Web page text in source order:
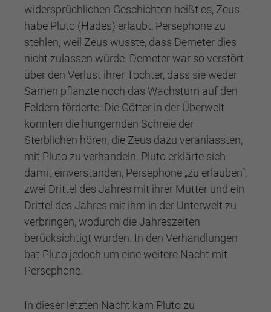
widersprüchlichen Geschichten heißt es, Zeus
habe Pluto (Hades) erlaubt, Persephone zu
stehlen, weil Zeus wusste, dass Demeter dies
nicht zulassen würde. Demeter war so verstört
über den Verlust ihrer Tochter, dass sie weder
Samen pflanzte noch das Wachstum auf den
Feldern förderte. Die Götter in der Überwelt
konnten die hungernden Schreie der
Sterblichen hören, die Zeus dazu veranlassten,
mit Pluto zu verhandeln. Pluto erklärte sich
damit einverstanden, Persephone „zu erlauben“,
zwei Drittel des Jahres mit ihrer Mutter und ein
Drittel des Jahres mit ihm in der Unterwelt zu
verbringen, wodurch die Jahreszeiten
berücksichtigt wurden. In den Verhandlungen
bat Pluto jedoch um eine weitere Nacht mit
Persephone.
In dieser letzten Nacht kam Pluto zu